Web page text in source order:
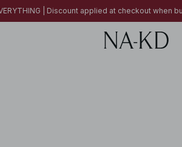
| Discount applied at checkout when